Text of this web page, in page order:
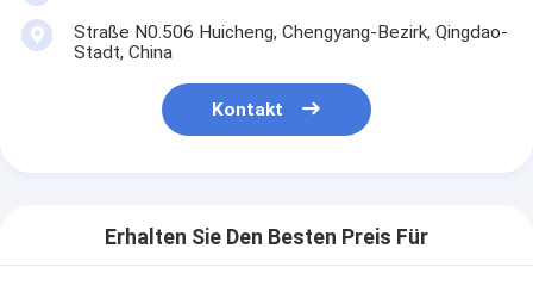
Straße N0.506 Huicheng, Chengyang-Bezirk, Qingdao-
Stadt, China
Kontakt
Erhalten Sie Den Besten Preis Für